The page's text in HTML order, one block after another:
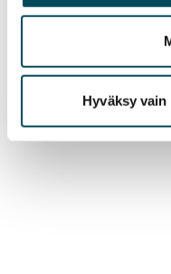
Hyväksy